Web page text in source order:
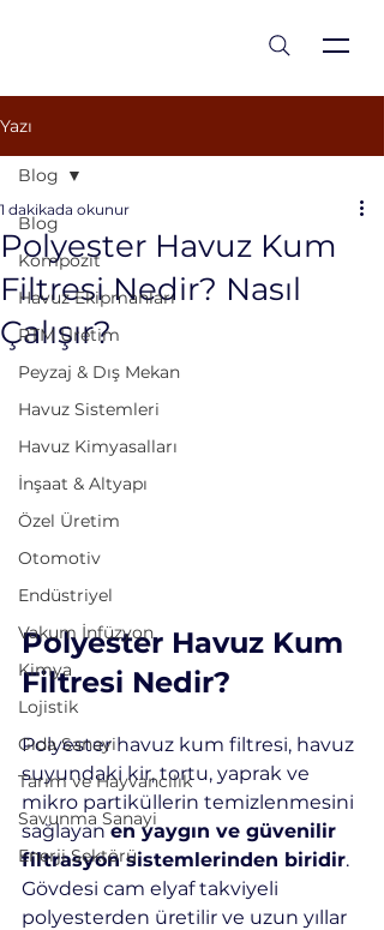
Yazı
Blog
Kompozit
Havuz Ekipmanları
RTM Üretim
Peyzaj & Dış Mekan
Havuz Sistemleri
Havuz Kimyasalları
İnşaat & Altyapı
Özel Üretim
Otomotiv
Endüstriyel
Vakum İnfüzyon
Kimya
Lojistik
Gıda Sanayi
Tarım ve Hayvancılık
Savunma Sanayi
Enerji Sektörü
Blog
Polyester Havuz Kum
Filtresi Nedir? Nasıl
Çalışır?
1 dakikada okunur
Polyester Havuz Kum
Filtresi Nedir?
Polyester havuz kum filtresi, havuz
suyundaki kir, tortu, yaprak ve
mikro partiküllerin temizlenmesini
sağlayan en yaygın ve güvenilir
filtrasyon sistemlerinden biridir.
Gövdesi cam elyaf takviyeli
polyesterden üretilir ve uzun yıllar